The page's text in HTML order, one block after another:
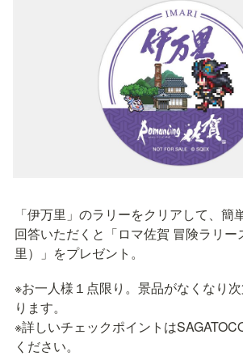
「伊万里」のラリーをクリアして、簡
回答いただくと「ロマ佐賀 冒険ラリ
里）」をプレゼント。
※お一人様１点限り。景品がなくなり
ります。
※詳しいチェックポイントは
ください。